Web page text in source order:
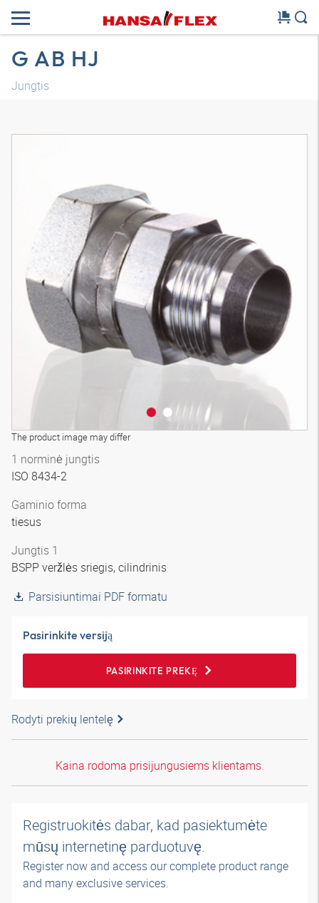
G AB HJ
Jungtis
The product image may differ
1 norminė jungtis
ISO 8434-2
Gaminio forma
tiesus
Jungtis 1
BSPP veržlės sriegis, cilindrinis
Parsisiuntimai PDF formatu
Pasirinkite versiją
PASIRINKITE PREKĘ
Rodyti prekių lentelę
Kaina rodoma prisijungusiems klientams.
Registruokitės dabar, kad pasiektumėte
mūsų internetinę parduotuvę.
Register now and access our complete product range
and many exclusive services.